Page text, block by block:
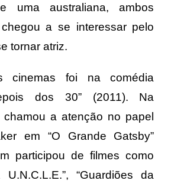
uma australiana, ambos
a se interessar pelo
tornar atriz.
cinemas foi na comédia
dos 30” (2011). Na
a atenção no papel
em “O Grande Gatsby”
participou de filmes como
“Guardiões da